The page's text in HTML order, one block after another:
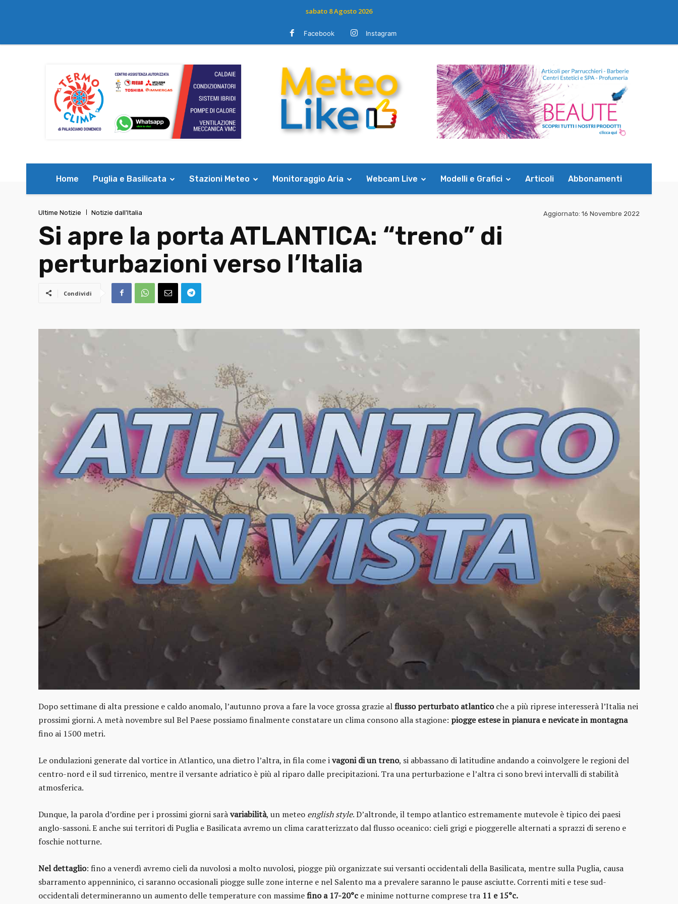
sabato 8 Agosto 2026
Facebook Instagram
Home Puglia e Basilicata Stazioni Meteo Monitoraggio Aria Webcam Live Modelli e Grafici Articoli Abbonamenti
Ultime Notizie Notizie dall'Italia Aggiornato: 16 Novembre 2022
Si apre la porta ATLANTICA: “treno” di
perturbazioni verso l’Italia
Condividi
Dopo settimane di alta pressione e caldo anomalo, l’autunno prova a fare la voce grossa grazie alflusso perturbato atlanticoche a più riprese interesserà l’Italia nei
prossimi giorni. A metà novembre sul Bel Paese possiamo finalmente constatare un clima consono alla stagione: piogge estese in pianura e nevicate in montagna
fino ai 1500 metri.
Le ondulazioni generate dal vortice in Atlantico, una dietro l’altra, in fila come ivagoni di un treno, si abbassano di latitudine andando a coinvolgere le regioni del
centro-nord e il sud tirrenico, mentre il versante adriatico è più al riparo dalle precipitazioni. Tra una perturbazione e l’altra ci sono brevi intervalli di stabilità
atmosferica.
Dunque, la parola d’ordine per i prossimi giorni saràvariabilità, un meteo english style. D’altronde, il tempo atlantico estremamente mutevole è tipico dei paesi
anglo-sassoni. E anche sui territori di Puglia e Basilicata avremo un clima caratterizzato dal flusso oceanico: cieli grigi e pioggerelle alternati a sprazzi di sereno e
foschie notturne.
Nel dettaglio: fino a venerdì avremo cieli da nuvolosi a molto nuvolosi, piogge più organizzate sui versanti occidentali della Basilicata, mentre sulla Puglia, causa
sbarramento appenninico, ci saranno occasionali piogge sulle zone interne e nel Salento ma a prevalere saranno le pause asciutte. Correnti miti e tese sud-
occidentali determineranno un aumento delle temperature con massimefino a 17-20°c e minime notturne comprese tra 11 e 15°c.